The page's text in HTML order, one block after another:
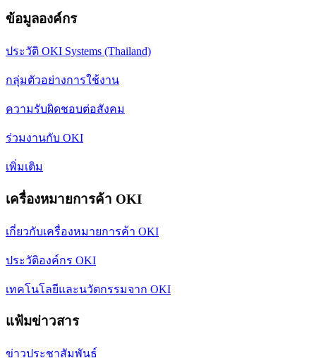
ข้อมูลองค์กร
ประวัติ OKI Systems (Thailand)
กลุ่มตัวอย่างการใช้งาน
ความรับผิดชอบต่อสังคม
ร่วมงานกับ OKI
เพิ่มเติม
เครื่องหมายการค้า OKI
เกี่ยวกับเครื่องหมายการค้า OKI
ประวัติองค์กร OKI
เทคโนโลยีและนวัตกรรมจาก OKI
แฟ้มข่าวสาร
ข่าวประชาสัมพันธ์